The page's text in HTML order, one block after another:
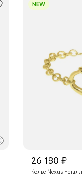
NEW
26 180 ₽
Колье Nexus металл